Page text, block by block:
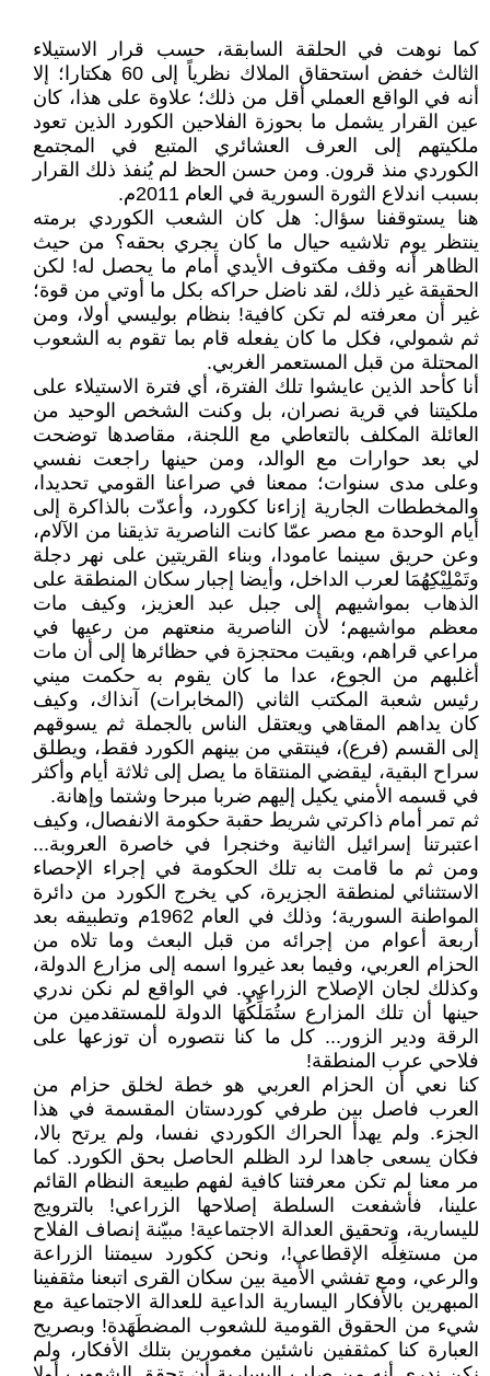
كما نوهت في الحلقة السابقة، حسب قرار الاستيلاء
الثالث خفض استحقاق الملاك نظرياً إلى 60 هكتارا؛ إلا
أنه في الواقع العملي أقل من ذلك؛ علاوة على هذا، كان
عين القرار يشمل ما بحوزة الفلاحين الكورد الذين تعود
ملكيتهم إلى العرف العشائري المتبع في المجتمع
الكوردي منذ قرون. ومن حسن الحظ لم يُنفذ ذلك القرار
بسبب اندلاع الثورة السورية في العام 2011م.
هنا يستوقفنا سؤال: هل كان الشعب الكوردي برمته
ينتظر يوم تلاشيه حيال ما كان يجري بحقه؟ من حيث
الظاهر أنه وقف مكتوف الأيدي أمام ما يحصل له! لكن
الحقيقة غير ذلك، لقد ناضل حراكه بكل ما أوتي من قوة؛
غير أن معرفته لم تكن كافية! بنظام بوليسي أولا، ومن
ثم شمولي، فكل ما كان يفعله قام بما تقوم به الشعوب
المحتلة من قبل المستعمر الغربي.
أنا كأحد الذين عايشوا تلك الفترة، أي فترة الاستيلاء على
ملكيتنا في قرية نصران، بل وكنت الشخص الوحيد من
العائلة المكلف بالتعاطي مع اللجنة، مقاصدها توضحت
لي بعد حوارات مع الوالد، ومن حينها راجعت نفسي
وعلى مدى سنوات؛ ممعنا في صراعنا القومي تحديدا،
والمخططات الجارية إزاءنا ككورد، وأعدّت بالذاكرة إلى
أيام الوحدة مع مصر عمّا كانت الناصرية تذيقنا من الآلام،
وعن حريق سينما عامودا، وبناء القريتين على نهر دجلة
وتَمْلِيْكِهُمَا لعرب الداخل، وأيضا إجبار سكان المنطقة على
الذهاب بمواشيهم إلى جبل عبد العزيز، وكيف مات
معظم مواشيهم؛ لأن الناصرية منعتهم من رعيها في
مراعي قراهم، وبقيت محتجزة في حظائرها إلى أن مات
أغلبهم من الجوع، عدا ما كان يقوم به حكمت ميني
رئيس شعبة المكتب الثاني (المخابرات) آنذاك، وكيف
كان يداهم المقاهي ويعتقل الناس بالجملة ثم يسوقهم
إلى القسم (فرع)، فينتقي من بينهم الكورد فقط، ويطلق
سراح البقية، ليقضي المنتقاة ما يصل إلى ثلاثة أيام وأكثر
في قسمه الأمني يكيل إليهم ضربا مبرحا وشتما وإهانة.
ثم تمر أمام ذاكرتي شريط حقبة حكومة الانفصال، وكيف
اعتبرتنا إسرائيل الثانية وخنجرا في خاصرة العروبة...
ومن ثم ما قامت به تلك الحكومة في إجراء الإحصاء
الاستثنائي لمنطقة الجزيرة، كي يخرج الكورد من دائرة
المواطنة السورية؛ وذلك في العام 1962م وتطبيقه بعد
أربعة أعوام من إجرائه من قبل البعث وما تلاه من
الحزام العربي، وفيما بعد غيروا اسمه إلى مزارع الدولة،
وكذلك لجان الإصلاح الزراعي. في الواقع لم نكن ندري
حينها أن تلك المزارع ستُمَلِّكُهَا الدولة للمستقدمين من
الرقة ودير الزور... كل ما كنا نتصوره أن توزعها على
فلاحي عرب المنطقة!
كنا نعي أن الحزام العربي هو خطة لخلق حزام من
العرب فاصل بين طرفي كوردستان المقسمة في هذا
الجزء. ولم يهدأ الحراك الكوردي نفسا، ولم يرتح بالا،
فكان يسعى جاهدا لرد الظلم الحاصل بحق الكورد. كما
مر معنا لم تكن معرفتنا كافية لفهم طبيعة النظام القائم
علينا، فأشفعت السلطة إصلاحها الزراعي! بالترويج
لليسارية، وتحقيق العدالة الاجتماعية! مبيّنة إنصاف الفلاح
من مستغِلِّه الإقطاعي!، ونحن ككورد سيمتنا الزراعة
والرعي، ومع تفشي الأمية بين سكان القرى اتبعنا مثقفينا
المبهرين بالأفكار اليسارية الداعية للعدالة الاجتماعية مع
شيء من الحقوق القومية للشعوب المضطَهَدة! وبصريح
العبارة كنا كمثقفين ناشئين مغمورين بتلك الأفكار، ولم